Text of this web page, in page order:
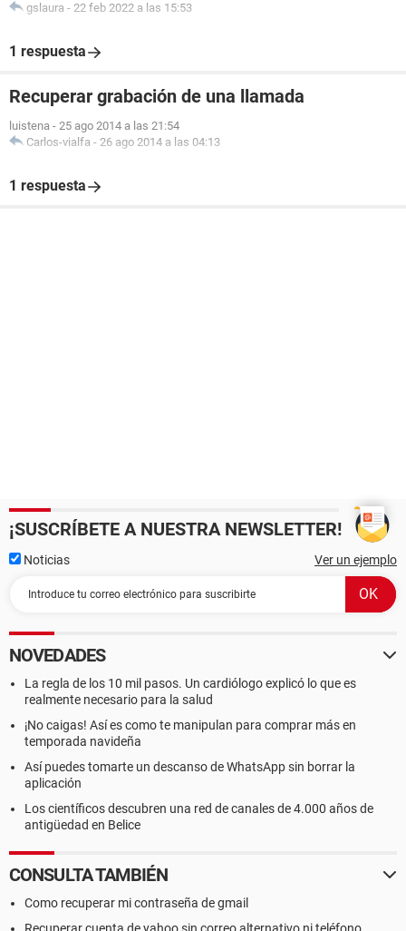
gslaura - 22 feb 2022 a las 15:53
1 respuesta
Recuperar grabación de una llamada
luistena - 25 ago 2014 a las 21:54
Carlos-vialfa - 26 ago 2014 a las 04:13
1 respuesta
¡SUSCRÍBETE A NUESTRA NEWSLETTER!
Noticias Ver un ejemplo
NOVEDADES
La regla de los 10 mil pasos. Un cardiólogo explicó lo que es
realmente necesario para la salud
¡No caigas! Así es como te manipulan para comprar más en
temporada navideña
Así puedes tomarte un descanso de WhatsApp sin borrar la
aplicación
Los científicos descubren una red de canales de 4.000 años de
antigüedad en Belice
CONSULTA TAMBIÉN
Como recuperar mi contraseña de gmail